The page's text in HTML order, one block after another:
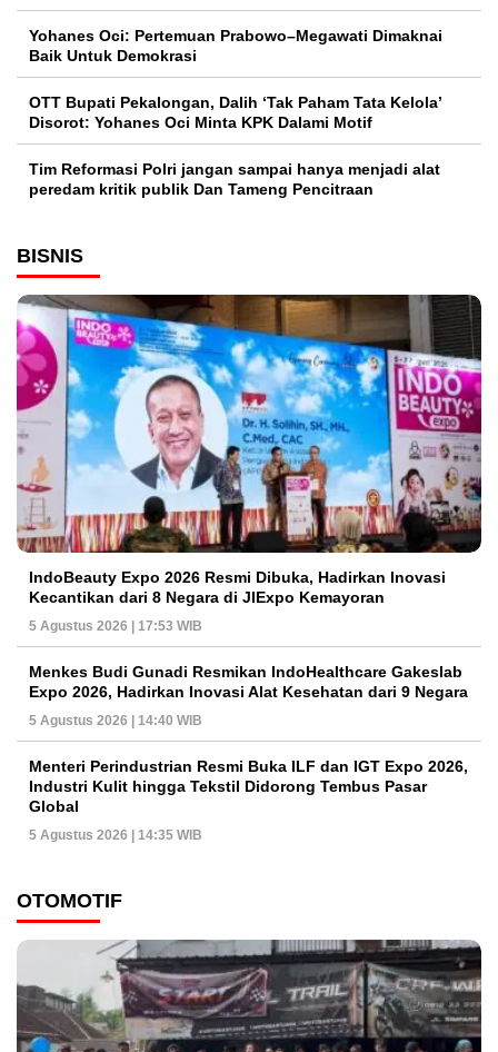
Yohanes Oci: Pertemuan Prabowo–Megawati Dimaknai
Baik Untuk Demokrasi
OTT Bupati Pekalongan, Dalih ‘Tak Paham Tata Kelola’
Disorot: Yohanes Oci Minta KPK Dalami Motif
Tim Reformasi Polri jangan sampai hanya menjadi alat
peredam kritik publik Dan Tameng Pencitraan
BISNIS
IndoBeauty Expo 2026 Resmi Dibuka, Hadirkan Inovasi
Kecantikan dari 8 Negara di JIExpo Kemayoran
5 Agustus 2026 | 17:53 WIB
Menkes Budi Gunadi Resmikan IndoHealthcare Gakeslab
Expo 2026, Hadirkan Inovasi Alat Kesehatan dari 9 Negara
5 Agustus 2026 | 14:40 WIB
Menteri Perindustrian Resmi Buka ILF dan IGT Expo 2026,
Industri Kulit hingga Tekstil Didorong Tembus Pasar
Global
5 Agustus 2026 | 14:35 WIB
OTOMOTIF